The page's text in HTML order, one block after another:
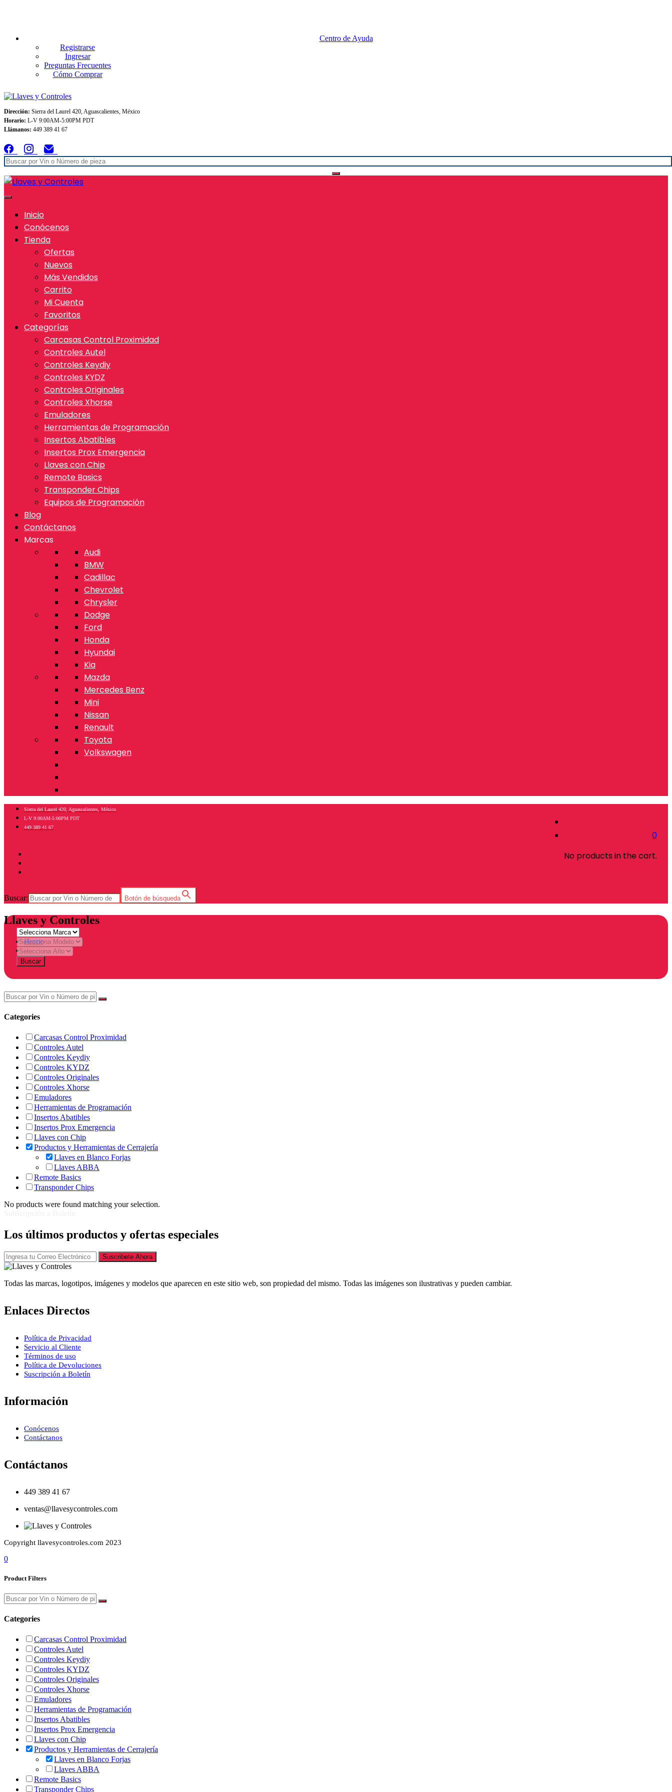
Centro de Ayuda
Registrarse
Ingresar
Preguntas Frecuentes
Cómo Comprar
Dirección: Sierra del Laurel 420, Aguascalientes, México
Horario: L-V 9:00AM-5:00PM PDT
Llámanos: 449 389 41 67
Inicio
Conócenos
Tienda
Ofertas
Nuevos
Más Vendidos
Carrito
Mi Cuenta
Favoritos
Categorías
Carcasas Control Proximidad
Controles Autel
Controles Keydiy
Controles KYDZ
Controles Originales
Controles Xhorse
Emuladores
Herramientas de Programación
Insertos Abatibles
Insertos Prox Emergencia
Llaves con Chip
Remote Basics
Transponder Chips
Equipos de Programación
Blog
Contáctanos
Marcas
Audi
BMW
Cadillac
Chevrolet
Chrysler
Dodge
Ford
Honda
Hyundai
Kia
Mazda
Mercedes Benz
Mini
Nissan
Renault
Toyota
Volkswagen
0
No products in the cart.
Sierra del Laurel 420, Aguascalientes, México
L-V 9:00AM-5:00PM PDT
449 389 41 67
Buscar: Botón de búsqueda
Llaves y Controles
Home
Tienda
Buscar
Categories
Carcasas Control Proximidad
Controles Autel
Controles Keydiy
Controles KYDZ
Controles Originales
Controles Xhorse
Emuladores
Herramientas de Programación
Insertos Abatibles
Insertos Prox Emergencia
Llaves con Chip
Productos y Herramientas de Cerrajería
Llaves en Blanco Forjas
Llaves ABBA
Remote Basics
Transponder Chips
No products were found matching your selection.
Los últimos productos y ofertas especiales
Suscribete Ahora
Todas las marcas, logotipos, imágenes y modelos que aparecen en este sitio web, son propiedad del mismo. Todas las imágenes son ilustrativas y pueden cambiar.
Enlaces Directos
Política de Privacidad
Servicio al Cliente
Términos de uso
Política de Devoluciones
Suscripción a Boletín
Información
Conócenos
Contáctanos
Contáctanos
449 389 41 67
ventas@llavesycontroles.com
Copyright llavesycontroles.com 2023
0
Product Filters
Categories
Carcasas Control Proximidad
Controles Autel
Controles Keydiy
Controles KYDZ
Controles Originales
Controles Xhorse
Emuladores
Herramientas de Programación
Insertos Abatibles
Insertos Prox Emergencia
Llaves con Chip
Productos y Herramientas de Cerrajería
Llaves en Blanco Forjas
Llaves ABBA
Remote Basics
Transponder Chips